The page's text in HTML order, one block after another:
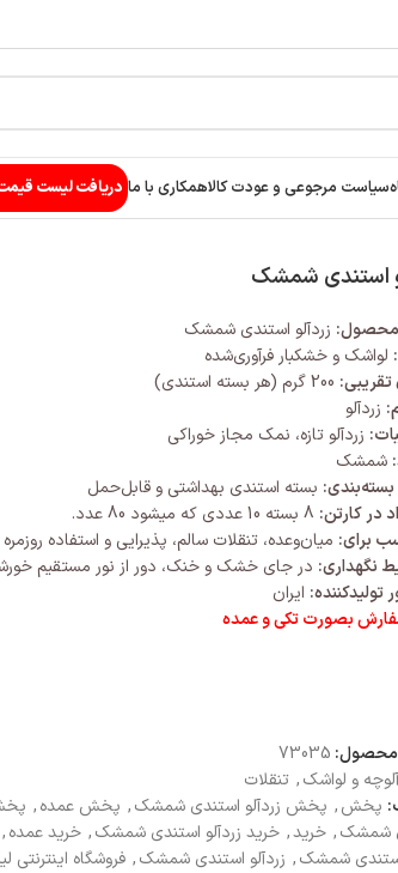
سیاست مرجوعی و عودت کالاهمکاری با ما دریافت لیست
استندی شمشک
محصول: زردآلو استندی شمشک
لواشک و خشکبار فرآوری‌شده
زردآلو
زردآلو تازه، نمک مجاز خوراکی
شمشک
بسته استندی بهداشتی و قابل‌حمل
در کارتن:
برای: میان‌وعده، تنقلات سالم، پذیرایی و استفاده روزمره
نگهداری: در جای خشک و خنک، دور از نور مستقیم
تولیدکننده: ایران
بصورت تکی و عمده
محصول: 73035
آلوچه و لواشک, تنقلات
پخش, پخش زردآلو استندی شمشک, پخش عمده,
شمشک, خرید, خرید زردآلو استندی شمشک, خرید عمده,
استندی شمشک, زردآلو استندی شمشک, فروشگاه اینترنتی